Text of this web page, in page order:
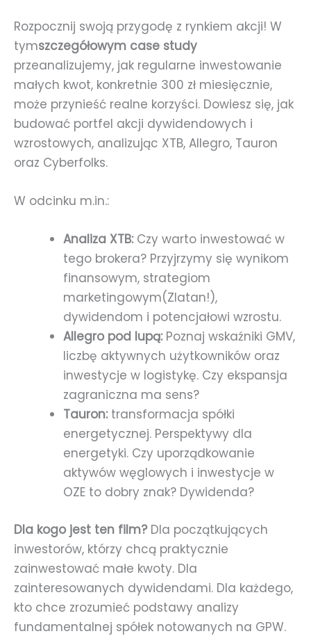
Rozpocznij swoją przygodę z rynkiem akcji! W
tymszczegółowym case study
przeanalizujemy, jak regularne inwestowanie
małych kwot, konkretnie 300 zł miesięcznie,
może przynieść realne korzyści. Dowiesz się, jak
budować portfel akcji dywidendowych i
wzrostowych, analizując XTB, Allegro, Tauron
oraz Cyberfolks.
W odcinku m.in.:
Analiza XTB:Czy warto inwestować w
tego brokera? Przyjrzymy się wynikom
finansowym, strategiom
marketingowym(Zlatan!),
dywidendom i potencjałowi wzrostu.
Allegro pod lupą:Poznaj wskaźniki GMV,
liczbę aktywnych użytkowników oraz
inwestycje w logistykę. Czy ekspansja
zagraniczna ma sens?
Tauron:transformacja spółki
energetycznej. Perspektywy dla
energetyki. Czy uporządkowanie
aktywów węglowych i inwestycje w
OZE to dobry znak? Dywidenda?
Dla kogo jest ten film?Dla początkujących
inwestorów, którzy chcą praktycznie
zainwestować małe kwoty. Dla
zainteresowanych dywidendami. Dla każdego,
kto chce zrozumieć podstawy analizy
fundamentalnej spółek notowanych na GPW.